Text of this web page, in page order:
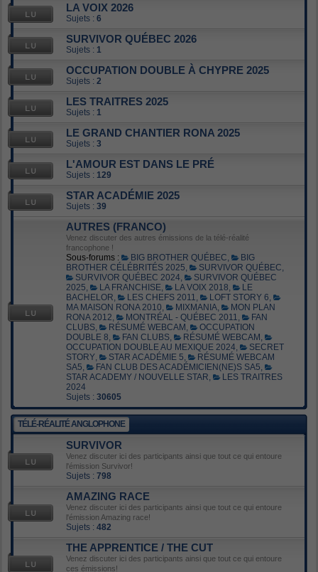
LA VOIX 2026
Sujets : 6
SURVIVOR QUÉBEC 2026
Sujets : 1
OCCUPATION DOUBLE À CHYPRE 2025
Sujets : 2
LES TRAITRES 2025
Sujets : 1
LE GRAND CHANTIER RONA 2025
Sujets : 3
L'AMOUR EST DANS LE PRÉ
Sujets : 129
STAR ACADÉMIE 2025
Sujets : 39
AUTRES (FRANCO)
Venez discuter des autres émissions de la télé-réalité
francophone !
Sous-forums : BIG BROTHER QUÉBEC,
BIG
BROTHER CÉLÉBRITÉS 2025, SURVIVOR QUÉBEC,
SURVIVOR QUÉBEC 2024,
SURVIVOR QUÉBEC
2025, LA FRANCHISE, LA VOIX 2018,
LE
BACHELOR, LES CHEFS 2011, LOFT STORY 6,
MA MAISON RONA 2010, MIXMANIA,
MON PLAN
RONA 2012, MONTRÉAL - QUÉBEC 2011,
FAN
CLUBS, RÉSUMÉ WEBCAM ,
OCCUPATION
DOUBLE 8, FAN CLUBS, RÉSUMÉ WEBCAM ,
OCCUPATION DOUBLE AU MEXIQUE 2024,
SECRET
STORY, STAR ACADÉMIE 5,
RÉSUMÉ WEBCAM
SA5, FAN CLUB DES ACADÉMICIEN(NE)S SA5,
STAR ACADEMY / NOUVELLE STAR,
LES TRAITRES
2024
Sujets : 30605
TÉLÉ-RÉALITÉ ANGLOPHONE
SURVIVOR
Venez discuter ici des participants ainsi que tout ce qui entoure
l'émission Survivor!
Sujets : 798
AMAZING RACE
Venez discuter ici des participants ainsi que tout ce qui entoure
l'émission Amazing race!
Sujets : 482
THE APPRENTICE / THE CUT
Venez discuter ici des participants ainsi que tout ce qui entoure
ces émissions!